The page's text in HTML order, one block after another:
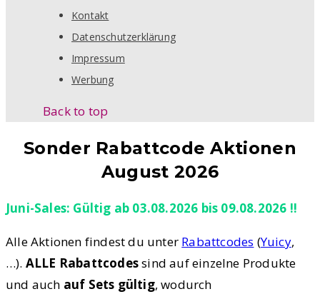
Kontakt
Datenschutzerklärung
Impressum
Werbung
Back to top
Sonder Rabattcode Aktionen
August 2026
Juni-Sales: Gültig ab 03.08.2026 bis 09.08.2026 !!
Alle Aktionen findest du unter Rabattcodes (Yuicy,
…). ALLE Rabattcodessind auf einzelne Produkte
und auch auf Sets gültig, wodurch